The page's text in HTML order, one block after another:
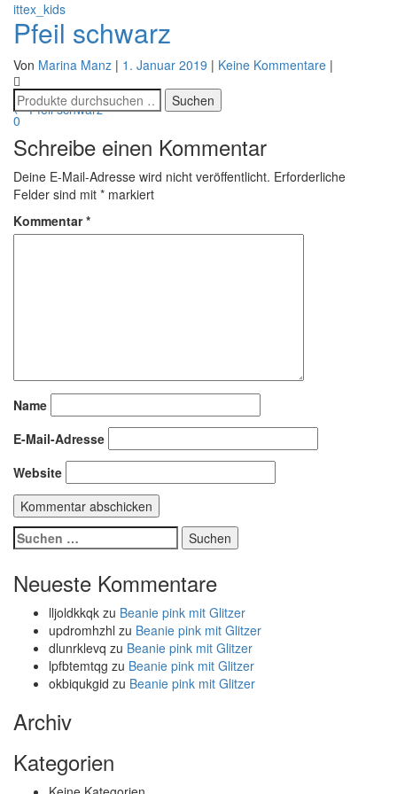
ittex_kids
0
Pfeil schwarz
Von Marina Manz | 1. Januar 2019 | Keine Kommentare |
Beitragsnavigation
←Pfeil schwarz
Schreibe einen Kommentar
Deine E-Mail-Adresse wird nicht veröffentlicht. Erforderliche
Felder sind mit * markiert
Kommentar*
Name
E-Mail-Adresse
Website
Suchen
nach:
Neueste Kommentare
lljoldkkqk zu Beanie pink mit Glitzer
updromhzhl zu Beanie pink mit Glitzer
dlunrklevq zu Beanie pink mit Glitzer
lpfbtemtqg zu Beanie pink mit Glitzer
okbiqukgid zu Beanie pink mit Glitzer
Archiv
Kategorien